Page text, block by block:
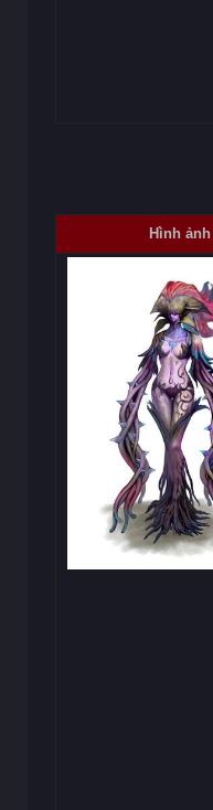
Hình ảnh